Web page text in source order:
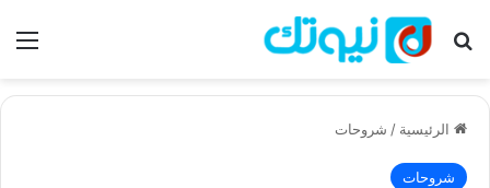
بحث عن
الرئيسية / شروحات
شروحات